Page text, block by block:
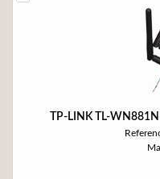
TP-LINK TL-